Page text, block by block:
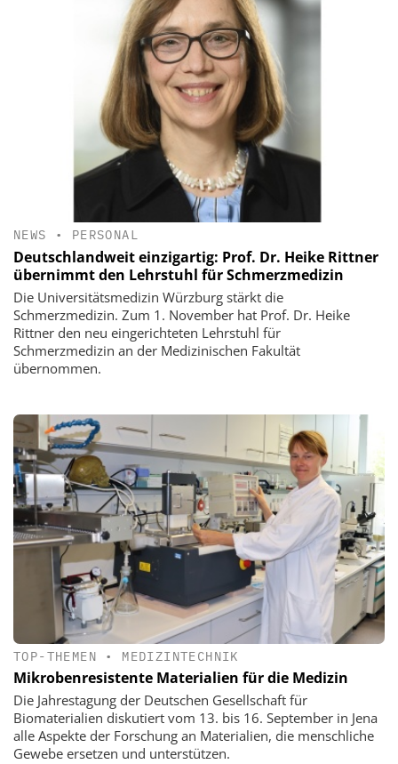
NEWS • PERSONAL
Deutschlandweit einzigartig: Prof. Dr. Heike Rittner
übernimmt den Lehrstuhl für Schmerzmedizin
Die Universitätsmedizin Würzburg stärkt die
Schmerzmedizin. Zum 1. November hat Prof. Dr. Heike
Rittner den neu eingerichteten Lehrstuhl für
Schmerzmedizin an der Medizinischen Fakultät
übernommen.
TOP-THEMEN • MEDIZINTECHNIK
Mikrobenresistente Materialien für die Medizin
Die Jahrestagung der Deutschen Gesellschaft für
Biomaterialien diskutiert vom 13. bis 16. September in Jena
alle Aspekte der Forschung an Materialien, die menschliche
Gewebe ersetzen und unterstützen.